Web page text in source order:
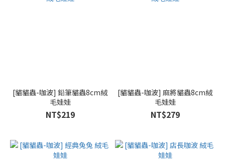
[貓貓蟲-咖波] 鉛筆貓蟲8cm絨
毛娃娃
NT$219
[貓貓蟲-咖波] 麻將貓蟲8cm絨
毛娃娃
NT$279